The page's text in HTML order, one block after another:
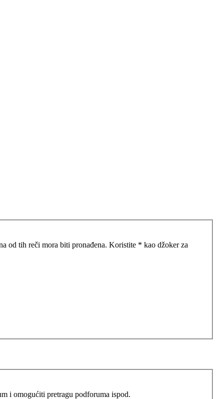
od tih reči mora biti pronađena. Koristite * kao džoker za
i omogućiti pretragu podforuma ispod.